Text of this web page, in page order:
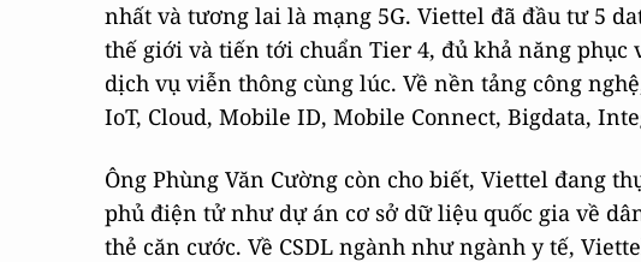
nhất và tương lai là mạng 5G. Viettel đã đầu tư 5
thế giới và tiến tới chuẩn Tier 4, đủ khả năng phục
dịch vụ viễn thông cùng lúc. Về nền tảng công
IoT, Cloud, Mobile ID, Mobile Connect, Bigdata,
Ông Phùng Văn Cường còn cho biết, Viettel đang
phủ điện tử như dự án cơ sở dữ liệu quốc gia về
thẻ căn cước. Về CSDL ngành như ngành y tế,